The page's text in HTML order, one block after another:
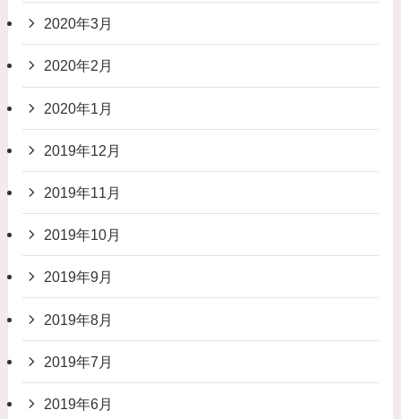
2020年3月
2020年2月
2020年1月
2019年12月
2019年11月
2019年10月
2019年9月
2019年8月
2019年7月
2019年6月